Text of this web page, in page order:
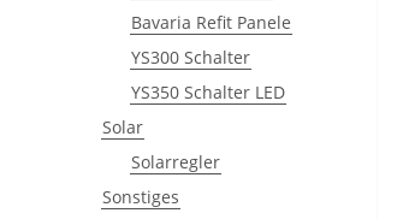
Bavaria Refit Panele
YS300 Schalter
YS350 Schalter LED
Solar
Solarregler
Sonstiges